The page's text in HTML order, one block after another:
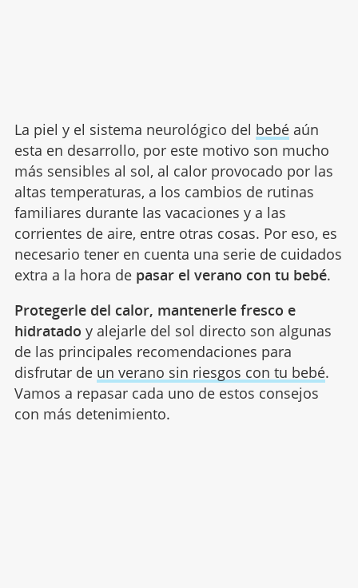
La piel y el sistema neurológico del bebéaún
esta en desarrollo, por este motivo son mucho
más sensibles al sol, al calor provocado por las
altas temperaturas, a los cambios de rutinas
familiares durante las vacaciones y a las
corrientes de aire, entre otras cosas. Por eso, es
necesario tener en cuenta una serie de cuidados
extra a la hora de pasar el verano con tu bebé.
Protegerle del calor, mantenerle fresco e
hidratado y alejarle del sol directo son algunas
de las principales recomendaciones para
disfrutar de un verano sin riesgos con tu bebé.
Vamos a repasar cada uno de estos consejos
con más detenimiento.